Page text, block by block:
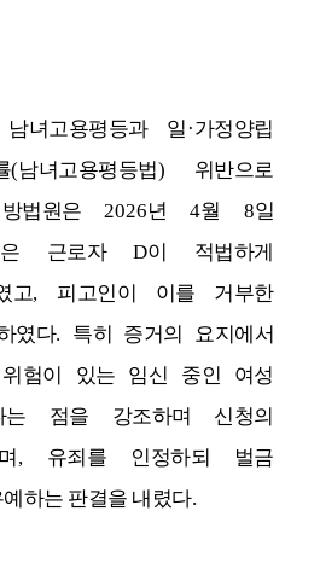
녀고용평등과 일 ·가정양립
(남녀고용평등법) 위반으로
방법원은2026년4월 8일
은 근로자D이 적법하게
고, 피고인이 이를 거부한
였다. 특히 증거의 요지에서
험이 있는 임신 중인 여성
는 점을 강조하며 신청의
, 유죄를 인정하되 벌금
하는 판결을 내렸다.